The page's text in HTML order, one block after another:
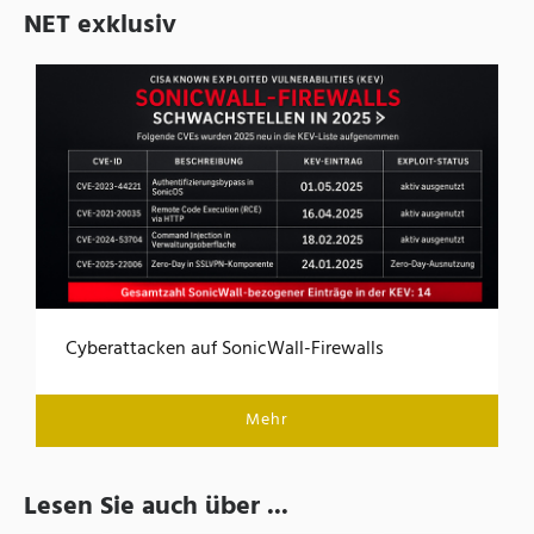
NET exklusiv
Cyberattacken auf SonicWall-Firewalls
Mehr
Lesen Sie auch über ...